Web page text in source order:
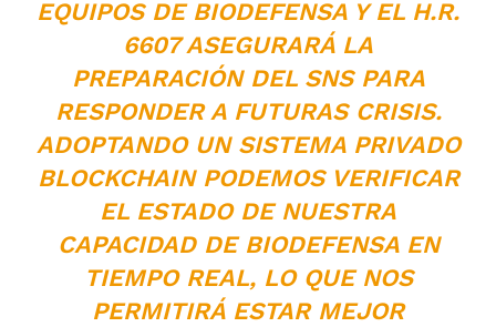
EQUIPOS DE BIODEFENSA Y EL H.R.
6607 ASEGURARÁ LA
PREPARACIÓN DEL SNS PARA
RESPONDER A FUTURAS CRISIS.
ADOPTANDO UN SISTEMA PRIVADO
BLOCKCHAIN PODEMOS VERIFICAR
EL ESTADO DE NUESTRA
CAPACIDAD DE BIODEFENSA EN
TIEMPO REAL, LO QUE NOS
PERMITIRÁ ESTAR MEJOR